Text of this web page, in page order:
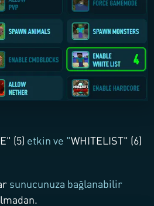
" (5) etkin ve "WHITELIST" (6)
sunucunuza bağlanabilir